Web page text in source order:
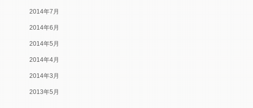
2014年7月
2014年6月
2014年5月
2014年4月
2014年3月
2013年5月